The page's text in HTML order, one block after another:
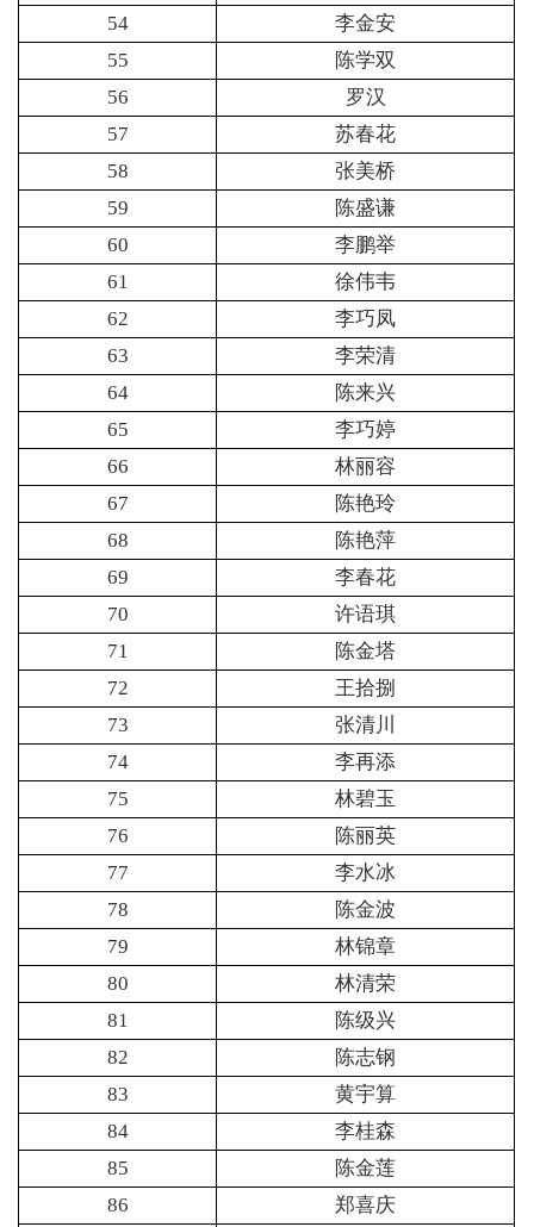
54
李金安
55
陈学双
56
罗汉
57
苏春花
58
张美桥
59
陈盛谦
60
李鹏举
61
徐伟韦
62
李巧凤
63
李荣清
64
陈来兴
65
李巧婷
66
林丽容
67
陈艳玲
68
陈艳萍
69
李春花
70
许语琪
71
陈金塔
72
王拾捌
73
张清川
74
李再添
75
林碧玉
76
陈丽英
77
李水冰
78
陈金波
79
林锦章
80
林清荣
81
陈级兴
82
陈志钢
83
黄宇算
84
李桂森
85
陈金莲
86
郑喜庆